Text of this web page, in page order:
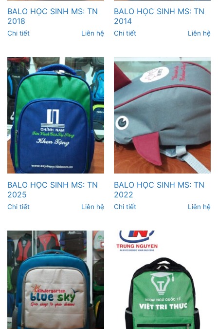
BALO HỌC SINH MS: TN
2018
Chi tiết Liên hệ
BALO HỌC SINH MS: TN
2014
Chi tiết Liên hệ
BALO HỌC SINH MS: TN
2025
Chi tiết Liên hệ
BALO HỌC SINH MS: TN
2022
Chi tiết Liên hệ